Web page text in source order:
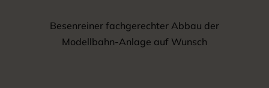
Besenreiner fachgerechter Abbau der
Modellbahn-Anlage auf Wunsch